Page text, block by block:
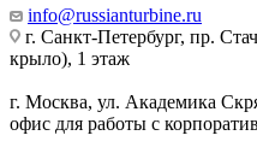
info@russianturbine.ru
г. Санкт-Петербург, пр.
крыло), 1 этаж
г. Москва, ул. Академика
офис для работы с